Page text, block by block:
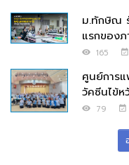
ม.ทักษิณ
แรกของภ
165
ศูนย์การ
วัคซีนไข้ห
79